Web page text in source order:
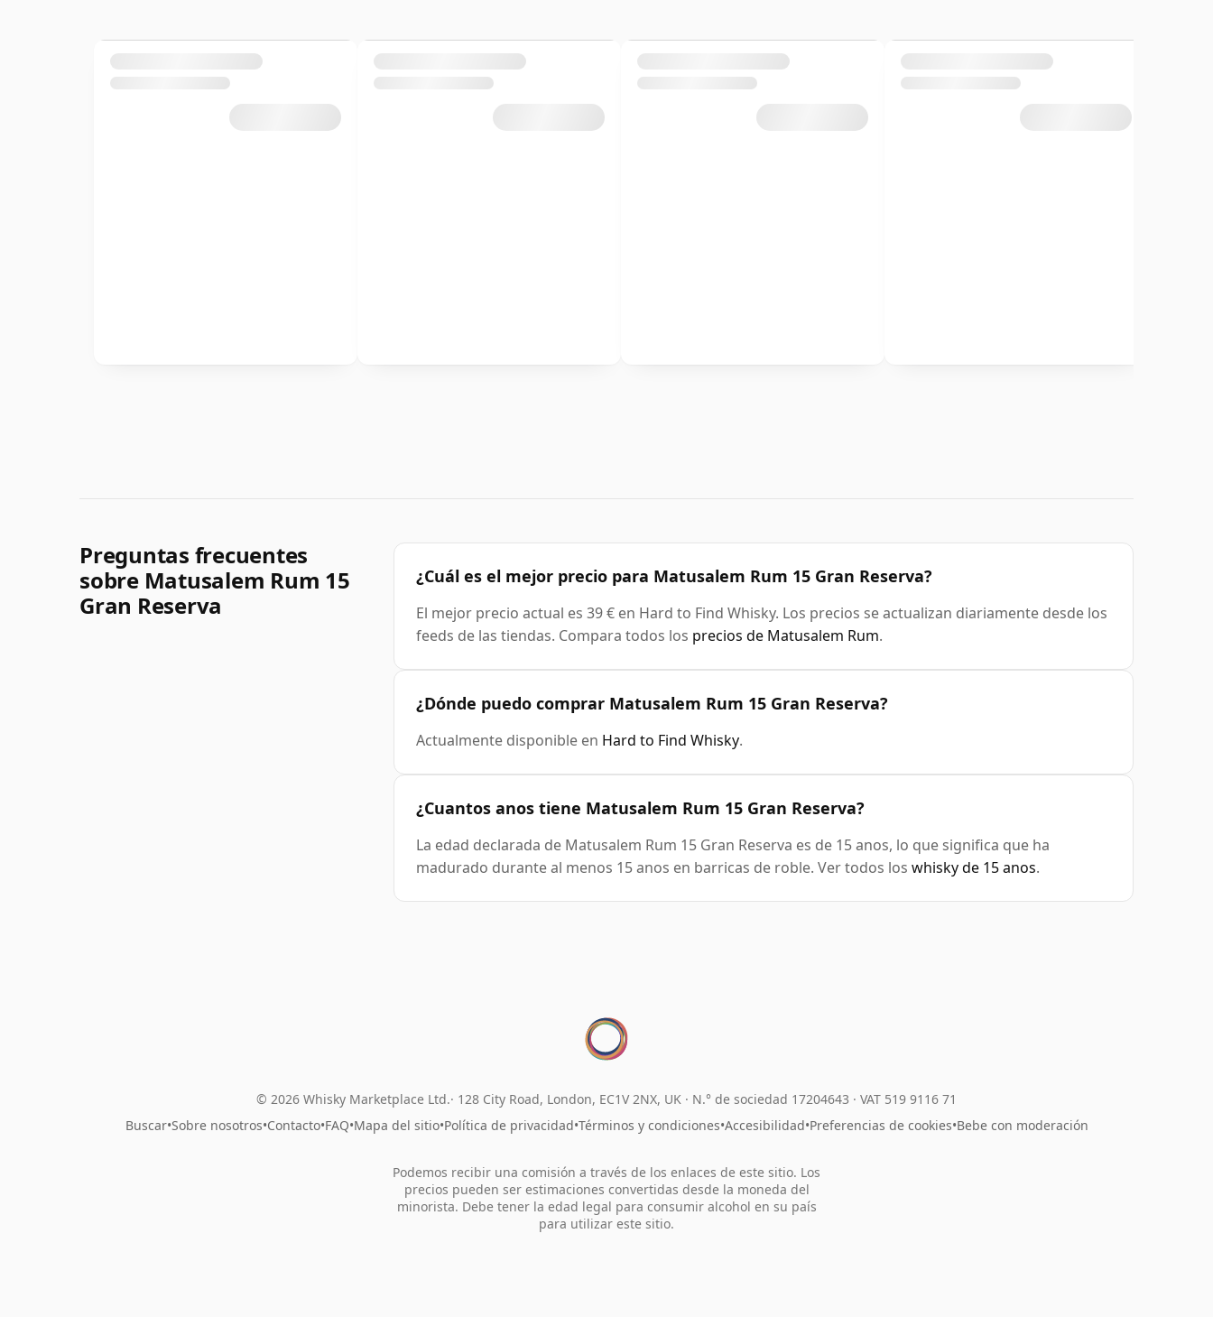
Preguntas frecuentes
sobre Matusalem Rum 15
Gran Reserva
¿Cuál es el mejor precio para Matusalem Rum 15 Gran Reserva?
El mejor precio actual es 39 € en Hard to Find Whisky. Los precios se actualizan diariamente desde los
feeds de las tiendas. Compara todos los precios de Matusalem Rum.
¿Dónde puedo comprar Matusalem Rum 15 Gran Reserva?
Actualmente disponible en Hard to Find Whisky.
¿Cuantos anos tiene Matusalem Rum 15 Gran Reserva?
La edad declarada de Matusalem Rum 15 Gran Reserva es de 15 anos, lo que significa que ha
madurado durante al menos 15 anos en barricas de roble. Ver todos los whisky de 15 anos.
© 2026 Whisky Marketplace Ltd. 128 City Road, London, EC1V 2NX, UK · N.° de sociedad 17204643 · VAT 519 9116 71
Buscar•Sobre nosotros•Contacto•FAQ•Mapa del sitio•Política de privacidad•Términos y condiciones•Accesibilidad•Preferencias de cookies•Bebe con moderación
Podemos recibir una comisión a través de los enlaces de este sitio. Los
precios pueden ser estimaciones convertidas desde la moneda del
minorista. Debe tener la edad legal para consumir alcohol en su país
para utilizar este sitio.